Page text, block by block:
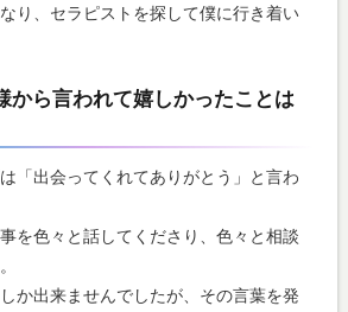
り、セラピストを探して僕に行き着い
から言われて嬉しかったことは
「出会ってくれてありがとう」と言わ
を色々と話してくださり、色々と相談
か出来ませんでしたが、その言葉を発